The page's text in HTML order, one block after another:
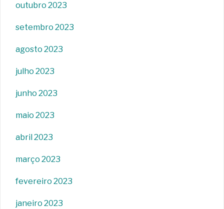
outubro 2023
setembro 2023
agosto 2023
julho 2023
junho 2023
maio 2023
abril 2023
março 2023
fevereiro 2023
janeiro 2023